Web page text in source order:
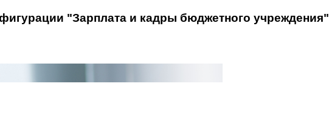
"Зарплата и кадры бюджетного учреждения"